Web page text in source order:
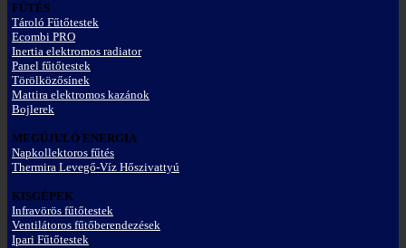
FŰTÉS
Tároló Fűtőtestek
Ecombi PRO
Inertia elektromos radiator
Panel fűtőtestek
Törölközősínek
Mattira elektromos kazánok
Bojlerek
MEGÚJULÓ ENERGIA
Napkollektoros fűtés
Thermira Levegő-Víz Hőszivattyú
KISGÉPEK
Infravörös fűtőtestek
Ventilátoros fűtőberendezések
Ipari Fűtőtestek